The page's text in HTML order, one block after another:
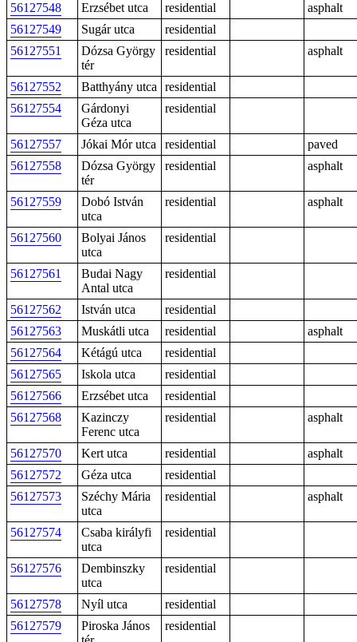
56127548 Erzsébet utca residential
asphalt
56127549
Sugár utca
residential
56127551
Dózsa György
tér
residential asphalt
56127552 Batthyány utca
residential
56127554
Gárdonyi
Géza utca
residential
56127557 Jókai Mór utca residential
paved
56127558
Dózsa György
tér
residential asphalt
56127559
Dobó István
utca
residential asphalt
56127560
Bolyai János
utca
residential
56127561
Budai Nagy
Antal utca
residential
56127562 István utca
residential
56127563
Muskátli utca residential
asphalt
56127564
Kétágú utca
residential
56127565
Iskola utca
residential
56127566
Erzsébet utca
residential
56127568
Kazinczy
Ferenc utca
residential asphalt
56127570 Kert utca residential
asphalt
56127572
Géza utca
residential
56127573
Széchy Mária
utca
residential asphalt
56127574
Csaba királyfi
utca
residential
56127576
Dembinszky
utca
residential
56127578 Nyíl utca
residential
56127579
Piroska János
residential